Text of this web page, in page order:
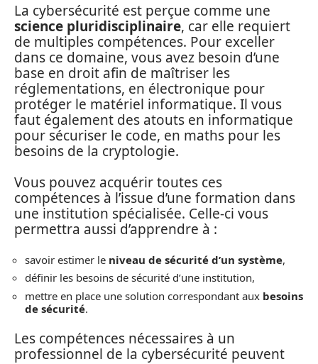
La cybersécurité est perçue comme une
science pluridisciplinaire, car elle requiert
de multiples compétences. Pour exceller
dans ce domaine, vous avez besoin d’une
base en droit afin de maîtriser les
réglementations, en électronique pour
protéger le matériel informatique. Il vous
faut également des atouts en informatique
pour sécuriser le code, en maths pour les
besoins de la cryptologie.
Vous pouvez acquérir toutes ces
compétences à l’issue d’une formation dans
une institution spécialisée. Celle-ci vous
permettra aussi d’apprendre à :
savoir estimer le niveau de sécurité d’un système,
définir les besoins de sécurité d’une institution,
mettre en place une solution correspondant aux besoins
de sécurité.
Les compétences nécessaires à un
professionnel de la cybersécurité peuvent